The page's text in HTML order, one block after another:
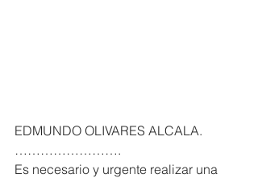
EDMUNDO OLIVARES ALCALA.
…………………….
Es necesario y urgente realizar una